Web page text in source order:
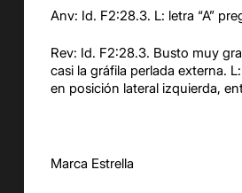
Anv: Id. F2:28.3. L: letra “A”
Rev: Id. F2:28.3. Busto muy
casi la gráfila perlada externa.
en posición lateral izquierda,
Marca Estrella